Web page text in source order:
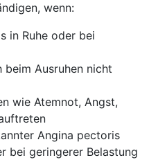
wenn:
in Ruhe oder bei
beim Ausruhen nicht
wie Atemnot, Angst,
Angina pectoris
bei geringerer Belastung